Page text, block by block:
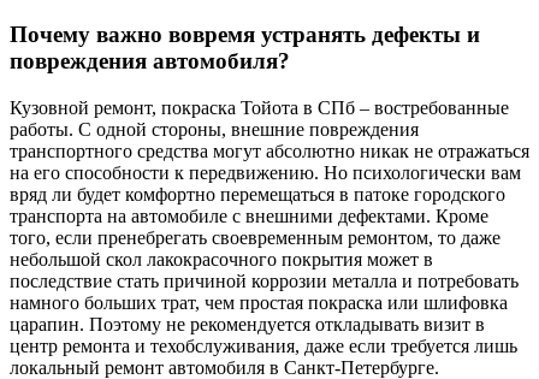
Почему важно вовремя устранять дефекты и
повреждения автомобиля?
Кузовной ремонт, покраска Тойота в СПб – востребованные
работы. С одной стороны, внешние повреждения
транспортного средства могут абсолютно никак не отражаться
на его способности к передвижению. Но психологически вам
вряд ли будет комфортно перемещаться в патоке городского
транспорта на автомобиле с внешними дефектами. Кроме
того, если пренебрегать своевременным ремонтом, то даже
небольшой скол лакокрасочного покрытия может в
последствие стать причиной коррозии металла и потребовать
намного больших трат, чем простая покраска или шлифовка
царапин. Поэтому не рекомендуется откладывать визит в
центр ремонта и техобслуживания, даже если требуется лишь
локальный ремонт автомобиля в Санкт-Петербурге.